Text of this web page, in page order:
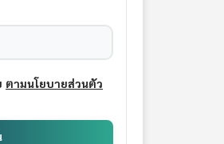
ตามนโยบายส่วนตัว